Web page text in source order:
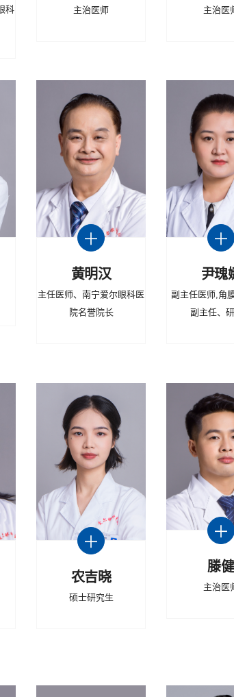
科
主治医师 主治医
黄明汉
主任医师、南宁爱尔眼科医
院名誉院长
尹瑰
副主任医师,角
副主任、
农吉晓
硕士研究生
滕健
主治医